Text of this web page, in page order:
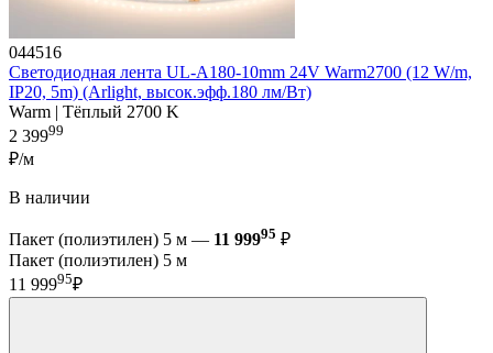
044516
Светодиодная лента UL-A180-10mm 24V Warm2700 (12 W/m,
IP20, 5m) (Arlight, высок.эфф.180 лм/Вт)
Warm | Тёплый 2700 K
2 39999
₽/м
В наличии
Пакет (полиэтилен) 5 м — 11 99995 ₽
Пакет (полиэтилен) 5 м
11 99995₽